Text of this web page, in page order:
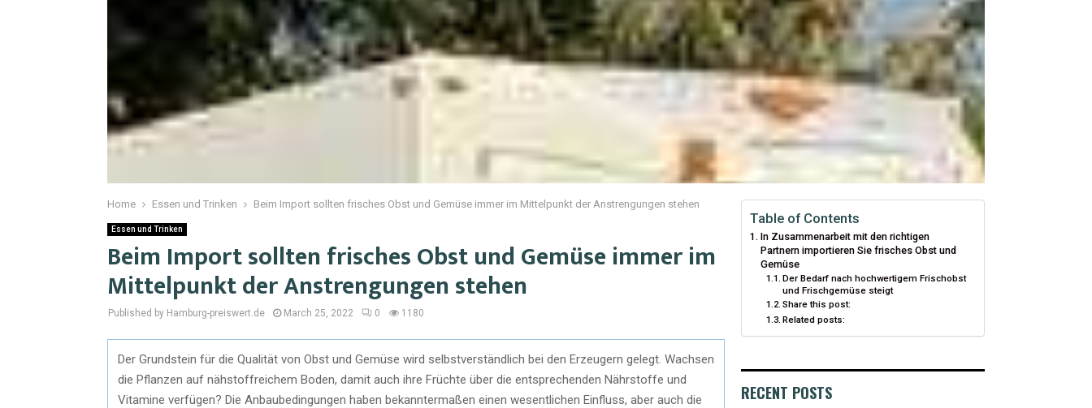
Home Essen und Trinken Beim Import sollten frisches Obst und Gemüse immer im Mittelpunkt der Anstrengungen stehen
Essen und Trinken
Beim Import sollten frisches Obst und Gemüse immer im
Mittelpunkt der Anstrengungen stehen
Published by Hamburg-preiswert.de March 25, 2022 0 1180
Der Grundstein für die Qualität von Obst und Gemüse wird selbstverständlich bei den Erzeugern gelegt. Wachsen
die Pflanzen auf nähstoffreichem Boden, damit auch ihre Früchte über die entsprechenden Nährstoffe und
Vitamine verfügen? Die Anbaubedingungen haben bekanntermaßen einen wesentlichen Einfluss, aber auch die
Table of Contents
In Zusammenarbeit mit den richtigen
Partnern importieren Sie frisches Obst und
Gemüse
Der Bedarf nach hochwertigem Frischobst
und Frischgemüse steigt
Share this post:
Related posts:
RECENT POSTS